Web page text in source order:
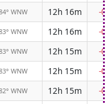
WNW 12h 16m
-
WNW 12h 16m
-
WNW 12h 15m
-
WNW 12h 15m
-
WNW 12h 15m
-